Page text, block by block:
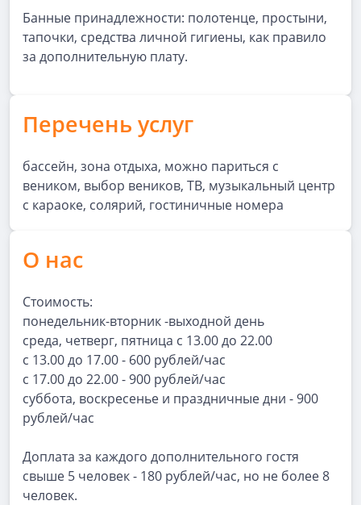
Банные принадлежности: полотенце, простыни,
тапочки, средства личной гигиены, как правило
за дополнительную плату.
Перечень услуг
бассейн, зона отдыха, можно париться с
веником, выбор веников, ТВ, музыкальный центр
с караоке, солярий, гостиничные номера
О нас
Стоимость:
понедельник-вторник -выходной день
среда, четверг, пятница с 13.00 до 22.00
с 13.00 до 17.00 - 600 рублей/час
с 17.00 до 22.00 - 900 рублей/час
суббота, воскресенье и праздничные дни - 900
рублей/час
Доплата за каждого дополнительного гостя
свыше 5 человек - 180 рублей/час, но не более 8
человек.